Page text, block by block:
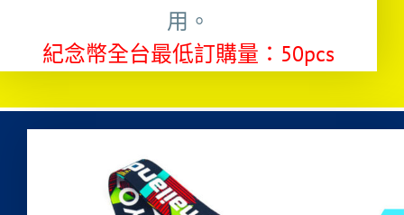
用。
紀念幣全台最低訂購量：50pcs